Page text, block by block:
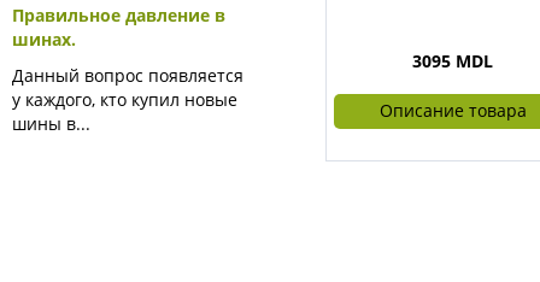
Правильное давление в
шинах.
Данный вопрос появляется
у каждого, кто купил новые
шины в...
3095 MDL
Описание товара